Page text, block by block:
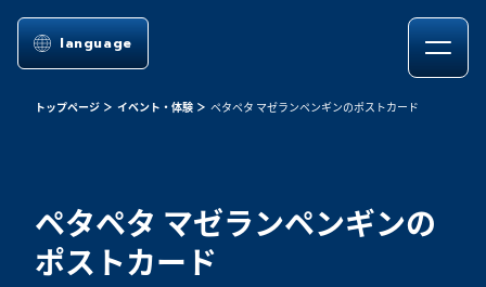
language
トップページ イベント・体験 ペタペタ マゼランペンギンのポストカード
ペタペタ マゼランペンギンの
ポストカード